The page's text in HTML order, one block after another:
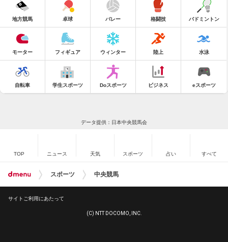
地方競馬 卓球 バレー 格闘技 バドミントン
モーター フィギュア ウィンター 陸上 水泳
自転車 学生スポーツ Doスポーツ ビジネス eスポーツ
データ提供：日本中央競馬会
TOP ニュース 天気 スポーツ 占い すべて
スポーツ 中央競馬
サイトご利用にあたって
(C) NTT DOCOMO, INC.